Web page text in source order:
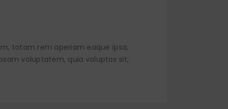
totam rem aperiam eaque ipsa,
voluptatem, quia voluptas sit,